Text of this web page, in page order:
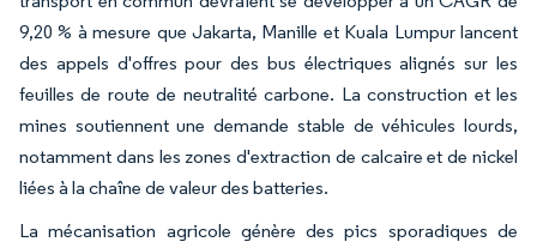
9,20 % à mesure que Jakarta, Manille et Kuala Lumpur lancent
des appels d'offres pour des bus électriques alignés sur les
feuilles de route de neutralité carbone. La construction et les
mines soutiennent une demande stable de véhicules lourds,
notamment dans les zones d'extraction de calcaire et de nickel
liées à la chaîne de valeur des batteries.
La mécanisation agricole génère des pics sporadiques de